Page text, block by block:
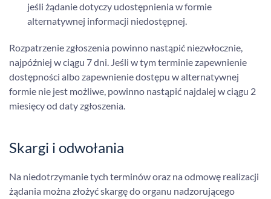
jeśli żądanie dotyczy udostępnienia w formie
alternatywnej informacji niedostępnej.
Rozpatrzenie zgłoszenia powinno nastąpić niezwłocznie,
najpóźniej w ciągu 7 dni. Jeśli w tym terminie zapewnienie
dostępności albo zapewnienie dostępu w alternatywnej
formie nie jest możliwe, powinno nastąpić najdalej w ciągu 2
miesięcy od daty zgłoszenia.
Skargi i odwołania
Na niedotrzymanie tych terminów oraz na odmowę realizacji
żądania można złożyć skargę do organu nadzorującego